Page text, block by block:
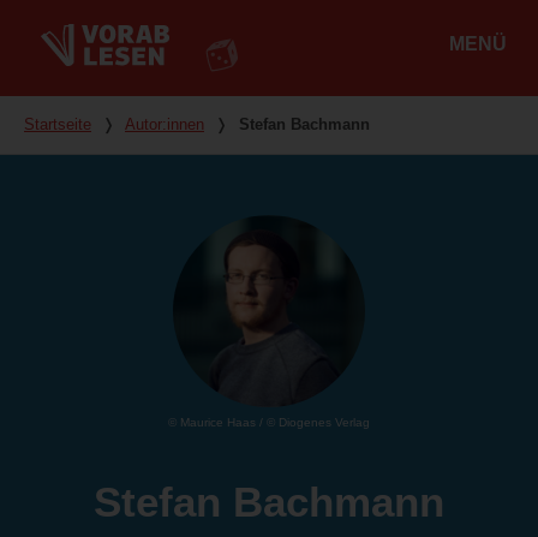
MENÜ
Du bist hier
Startseite ❭ Autor:innen ❭ Stefan Bachmann
© Maurice Haas / © Diogenes Verlag
Stefan Bachmann